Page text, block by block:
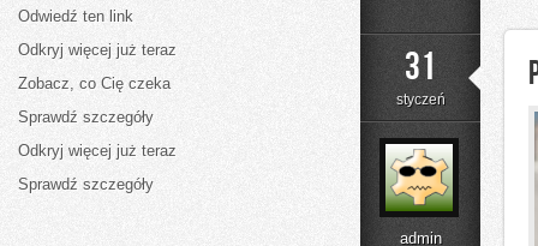
31
styczeń
admin
Odwiedź ten link
Odkryj więcej już teraz
Zobacz, co Cię czeka
Sprawdź szczegóły
Odkryj więcej już teraz
Sprawdź szczegóły